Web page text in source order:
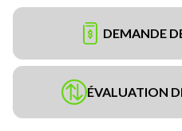
DEMANDE
ÉVALUATION